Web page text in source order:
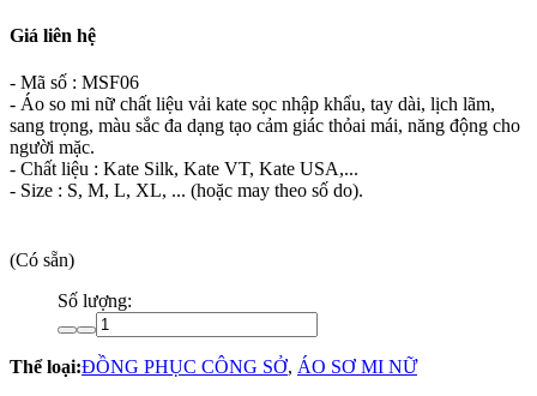
Giá liên hệ
- Mã số : MSF06
- Áo so mi nữ chất liệu vải kate sọc nhập khẩu, tay dài, lịch lãm,
sang trọng, màu sắc đa dạng tạo cảm giác thỏai mái, năng động cho
người mặc.
- Chất liệu : Kate Silk, Kate VT, Kate USA,...
- Size : S, M, L, XL, ... (hoặc may theo số do).
(Có sẵn)
Số lượng:
Thể loại:ĐỒNG PHỤC CÔNG SỞ, ÁO SƠ MI NỮ